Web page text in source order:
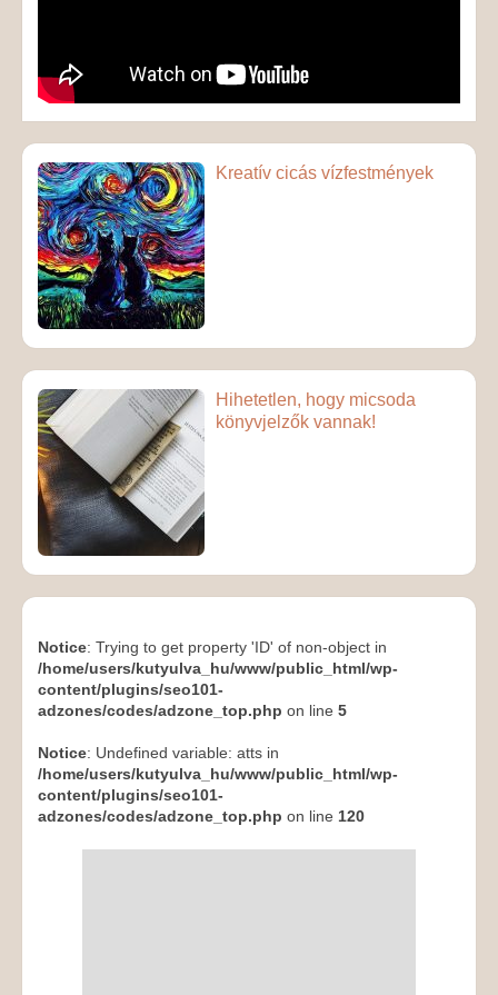
Kreatív cicás vízfestmények
Hihetetlen, hogy micsoda
könyvjelzők vannak!
Notice: Trying to get property 'ID' of non-object in
/home/users/kutyulva_hu/www/public_html/wp-
content/plugins/seo101-
adzones/codes/adzone_top.php on line 5
Notice: Undefined variable: atts in
/home/users/kutyulva_hu/www/public_html/wp-
content/plugins/seo101-
adzones/codes/adzone_top.php on line 120